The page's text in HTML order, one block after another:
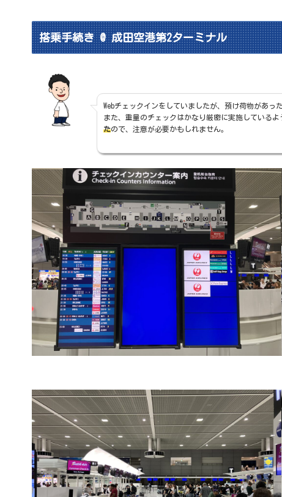
搭乗手続き @ 成田空港第2ターミナル
Webチェックインをしていましたが、預け荷物があっ
また、重量のチェックはかなり厳密に実施しているよ
たので、注意が必要かもしれません。